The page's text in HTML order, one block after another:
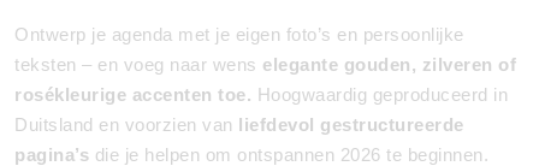
Ontwerp je agenda met je eigen foto’s en persoonlijke
teksten – en voeg naar wens elegante gouden, zilveren of
rosékleurige accenten toe. Hoogwaardig geproduceerd in
Duitsland en voorzien van liefdevol gestructureerde
pagina’s die je helpen om ontspannen 2026 te beginnen.